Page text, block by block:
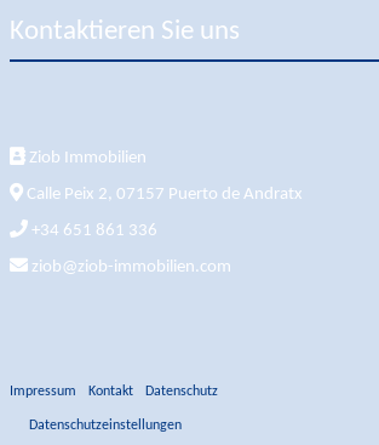
Kontaktieren Sie uns
Ziob Immobilien
Calle Peix 2, 07157 Puerto de Andratx
+34 651 861 336
ziob@ziob-immobilien.com
Impressum Kontakt Datenschutz
Datenschutzeinstellungen